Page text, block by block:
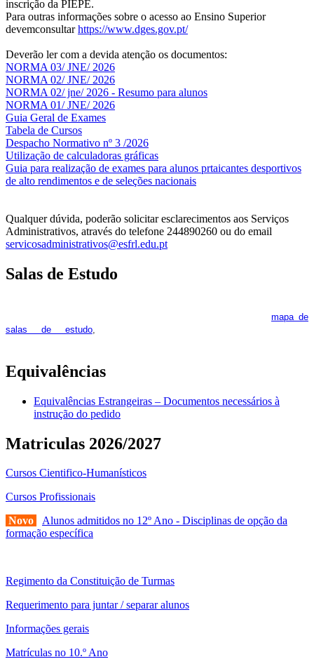
inscrição da PIEPE.
Para outras informações sobre o acesso ao Ensino Superior
devemconsultarhttps://www.dges.gov.pt/
Deverão ler com a devida atenção os documentos:
NORMA 03/ JNE/ 2026
NORMA 02/ JNE/ 2026
NORMA 02/ jne/ 2026 - Resumo para alunos
NORMA 01/ JNE/ 2026
Guia Geral de Exames
Tabela de Cursos
Despacho Normativo nº 3 /2026
Utilização de calculadoras gráficas
Guia para realização de exames para alunos prtaicantes desportivos
de alto rendimentos e de seleções nacionais
Qualquer dúvida, poderão solicitar esclarecimentos aos Serviços
Administrativos, através do telefone 244890260 ou do email
servicosadministrativos@esfrl.edu.pt
Salas de Estudo
mapa de
salas de estudo,
Equivalências
Equivalências Estrangeiras – Documentos necessários à
instrução do pedido
Matriculas 2026/2027
Cursos Cientifico-Humanísticos
Cursos Profissionais
Novo
Alunos admitidos no 12º Ano - Disciplinas de opção da
formação específica
Regimento da Constituição de Turmas
Requerimento para juntar / separar alunos
Informações gerais
Matrículas no 10.º Ano